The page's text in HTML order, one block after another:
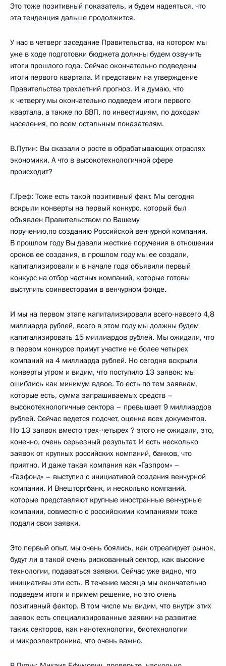
Это тоже позитивный показатель, и будем надеяться, что
эта тенденция дальше продолжится.
У нас в четверг заседание Правительства, на котором мы
уже в ходе подготовки бюджета должны будем озвучить
итоги прошлого года. Сейчас окончательно подведены
итоги первого квартала. И представим на утверждение
Правительства трехлетний прогноз. И я думаю, что
к четвергу мы окончательно подведем итоги первого
квартала, а также по ВВП, по инвестициям, по доходам
населения, по всем остальным показателям.
В.Путин: Вы сказали о росте в обрабатывающих отраслях
экономики. А что в высокотехнологичной сфере
происходит?
Г.Греф: Тоже есть такой позитивный факт. Мы сегодня
вскрыли конверты на первый конкурс, который был
объявлен Правительством по Вашему
поручению,по созданию Российской венчурной компании.
В прошлом году Вы давали жесткие поручения в отношении
сроков ее создания, в прошлом году мы ее создали,
капитализировали и в начале года объявили первый
конкурс на отбор частных компаний, которые готовы
выступить соинвесторами в венчурном фонде.
И мы на первом этапе капитализировали всего-навсего 4,8
миллиарда рублей, всего в этом году мы должны будем
капитализировать 15 миллиардов рублей. Мы ожидали, что
в первом конкурсе примут участие не более четырех
компаний на 4 миллиарда рублей. Но сегодня вскрыли
конверты утром и видим, что поступило 13 заявок: мы
ошиблись как минимум вдвое. То есть по тем заявкам,
которые есть, сумма запрашиваемых средств –
высокотехнологичные сектора – превышает 9 миллиардов
рублей. Сейчас ведется подсчет, оценка всех документов.
Но 13 заявок вместо трех-четырех ? этого не ожидали, это,
конечно, очень серьезный результат. И есть несколько
заявок от крупных российских компаний, банков, что
приятно. И даже такая компания как «Газпром» –
«Газфонд» – выступил с инициативой создания венчурной
компании. И Внешторгбанк, и несколько компаний,
которые представляют крупные иностранные венчурные
компании, совместно с российскими компаниями тоже
подали свои заявки.
Это первый опыт, мы очень боялись, как отреагирует рынок,
будут ли в такой очень рискованный сектор, как высокие
технологии, подаваться заявки. Сейчас уже видно, что
инициативы эти есть. В течение месяца мы окончательно
подведем итоги и примем решение, но это очень
позитивный фактор. В том числе мы видим, что внутри этих
заявок есть специализированные заявки на развитие
таких секторов, как нанотехнологии, биотехнологии
и микроэлектроника, что очень важно.